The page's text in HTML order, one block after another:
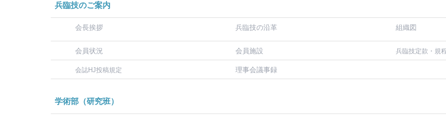
兵臨技のご案内
会長挨拶 兵臨技の沿革 組織図
会員状況 会員施設 兵臨技定款・規
会誌HJ投稿規定 理事会議事録
学術部（研究班）